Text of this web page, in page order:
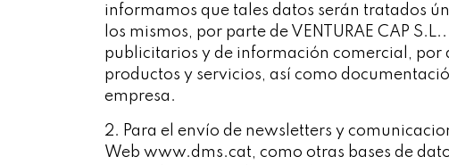
informamos que tales datos serán tratados
los mismos, por parte de VENTURAE CAP
publicitarios y de información comercial, por
productos y servicios, así como
empresa.
2. Para el envío de newsletters y
Web www.dms.cat, como otras bases de